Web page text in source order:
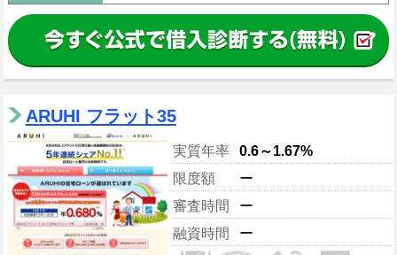
ARUHI フラット35
実質年率
0.6～1.67%
限度額
ー
審査時間
ー
融資時間
ー